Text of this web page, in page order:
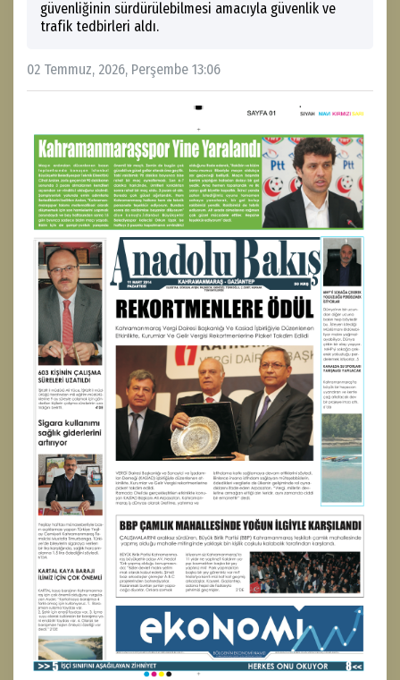
güvenliğinin sürdürülebilmesi amacıyla güvenlik ve
trafik tedbirleri aldı.
02 Temmuz, 2026, Perşembe 13:06